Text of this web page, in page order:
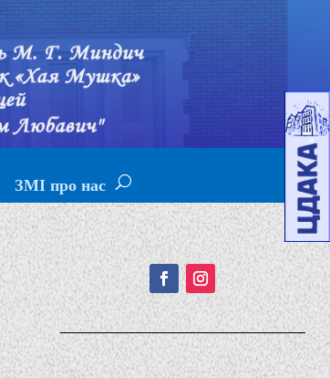
ЗМІ про нас
Подписывайтесь!